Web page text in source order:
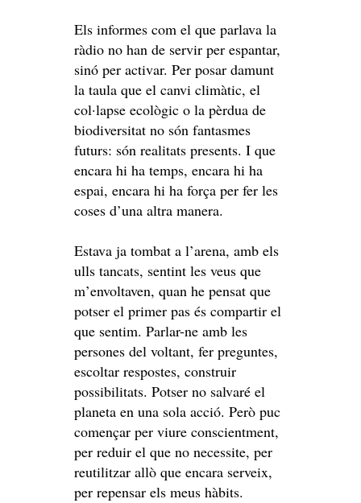
Els informes com el que parlava la
ràdio no han de servir per espantar,
sinó per activar. Per posar damunt
la taula que el canvi climàtic, el
col·lapse ecològic o la pèrdua de
biodiversitat no són fantasmes
futurs: són realitats presents. I que
encara hi ha temps, encara hi ha
espai, encara hi ha força per fer les
coses d’una altra manera.
Estava ja tombat a l’arena, amb els
ulls tancats, sentint les veus que
m’envoltaven, quan he pensat que
potser el primer pas és compartir el
que sentim. Parlar-ne amb les
persones del voltant, fer preguntes,
escoltar respostes, construir
possibilitats. Potser no salvaré el
planeta en una sola acció. Però puc
començar per viure conscientment,
per reduir el que no necessite, per
reutilitzar allò que encara serveix,
per repensar els meus hàbits.